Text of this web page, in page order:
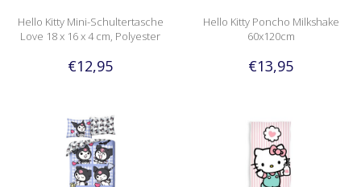
Hello Kitty Mini-Schultertasche
Love 18 x 16 x 4 cm, Polyester
€12,95
Hello Kitty Poncho Milkshake
60x120cm
€13,95